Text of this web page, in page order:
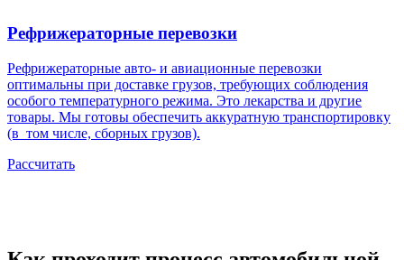
Рефрижераторные перевозки
Рефрижераторные авто- и авиационные перевозки
оптимальны при доставке грузов, требующих соблюдения
особого температурного режима. Это лекарства и другие
товары. Мы готовы обеспечить аккуратную транспортировку
(в том числе, сборных грузов).
Рассчитать